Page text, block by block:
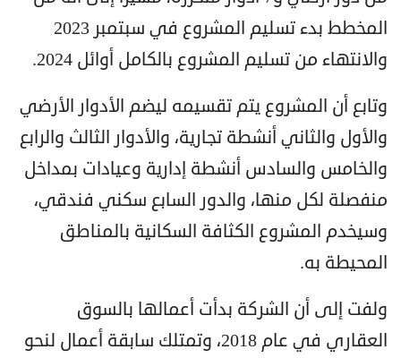
المخطط بدء تسليم المشروع في سبتمبر 2023
والانتهاء من تسليم المشروع بالكامل أوائل 2024.
وتابع أن المشروع يتم تقسيمه ليضم الأدوار الأرضي
والأول والثاني أنشطة تجارية، والأدوار الثالث والرابع
والخامس والسادس أنشطة إدارية وعيادات بمداخل
منفصلة لكل منها، والدور السابع سكني فندقي،
وسيخدم المشروع الكثافة السكانية بالمناطق
المحيطة به.
ولفت إلى أن الشركة بدأت أعمالها بالسوق
العقاري في عام 2018، وتمتلك سابقة أعمال لنحو